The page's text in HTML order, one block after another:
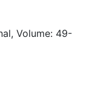
Volume: 49-